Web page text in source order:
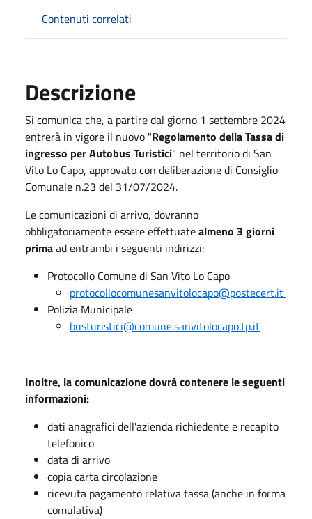
Contenuti correlati
Descrizione
Si comunica che, a partire dal giorno 1 settembre 2024
entrerà in vigore il nuovo "Regolamento della Tassa di
ingresso per Autobus Turistici" nel territorio di San
Vito Lo Capo, approvato con deliberazione di Consiglio
Comunale n.23 del 31/07/2024.
Le comunicazioni di arrivo, dovranno
obbligatoriamente essere effettuatealmeno 3 giorni
primaad entrambi i seguenti indirizzi:
Protocollo Comune di San Vito Lo Capo
protocollocomunesanvitolocapo@postecert.it
Polizia Municipale
busturistici@comune.sanvitolocapo.tp.it
Inoltre, la comunicazione dovrà contenere le seguenti
informazioni:
dati anagrafici dell'azienda richiedente e recapito
telefonico
data di arrivo
copia carta circolazione
ricevuta pagamento relativa tassa (anche in forma
comulativa)